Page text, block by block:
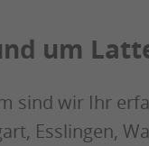
um
sind wir Ihr
Esslingen,